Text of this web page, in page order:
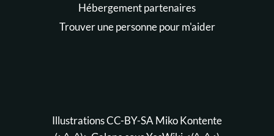
Hébergement partenaires
Trouver une personne pour m'aider
Illustrations CC-BY-SA Miko Kontente